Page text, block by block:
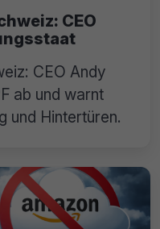
CEO
CEO Andy
ab und warnt
und Hintertüren.